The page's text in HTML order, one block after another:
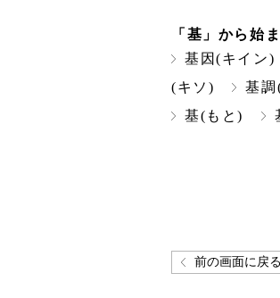
「基」から始
基因(キイン)
(キソ)
基
基(もと)
前の画面に戻る